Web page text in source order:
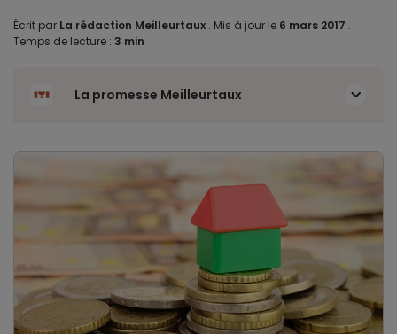
Écrit par La rédaction Meilleurtaux . Mis à jour le 6 mars 2017 .
Temps de lecture : 3 min
La promesse Meilleurtaux